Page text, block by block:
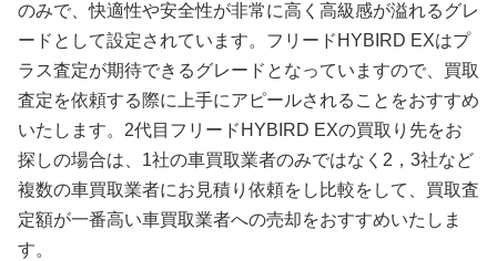
のみで、快適性や安全性が非常に高く高級感が溢れるグレ
ードとして設定されています。フリードHYBIRD EXはプ
ラス査定が期待できるグレードとなっていますので、買取
査定を依頼する際に上手にアピールされることをおすすめ
いたします。2代目フリードHYBIRD EXの買取り先をお
探しの場合は、1社の車買取業者のみではなく2，3社など
複数の車買取業者にお見積り依頼をし比較をして、買取査
定額が一番高い車買取業者への売却をおすすめいたしま
す。